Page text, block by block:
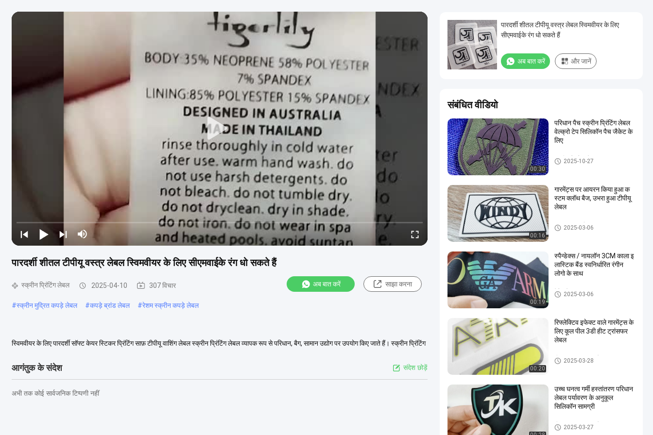
पारदर्शी शीतल टीपीयू वस्त्र लेबल स्विमवीयर के लिए सीएमवाईके रंग धो सकते हैं
स्क्रीन प्रिंटिंग लेबल 2025-04-10 307 विचार अब बात करें साझा करना
#स्क्रीन मुद्रित कपड़े लेबल #कपड़े ब्रांड लेबल #रेशम स्क्रीन कपड़े लेबल
स्विमवीयर के लिए पारदर्शी सॉफ्ट केयर स्टिकर प्रिंटिंग साफ़ टीपीयू वाशिंग लेबल स्क्रीन प्रिंटिंग लेबल व्यापक रूप से परिधान, बैग, सामान उद्योग पर उपयोग किए जाते हैं। स्क्रीन प्रिंटिंग
आगंतुक के संदेश संदेश छोड़ें
अभी तक कोई सार्वजनिक टिप्पणी नहीं
पारदर्शी शीतल टीपीयू वस्त्र लेबल स्विमवीयर के लिए
सीएमवाईके रंग धो सकते हैं
अब बात करें और जानें
संबंधित वीडियो
00:30
परिधान पैच स्क्रीन प्रिंटिंग लेबल
वेल्क्रो टेप सिलिकॉन पैच जैकेट के
लिए
स्क्रीन प्रिंटिंग लेबल
2025-10-27
00:16
गारमेंट्स पर आयरन किया हुआ क
स्टम क्लॉथ बैज, उभरा हुआ टीपीयू
लेबल
कस्टम वस्त्र पैच
2025-03-06
00:19
स्पैन्डेक्स / नायलॉन 3CM काला इ
लास्टिक बैंड स्वनिर्धारित रंगीन
लोगो के साथ
वेबिंग टेप2025-03-06
00:20
रिफ्लेक्टिव इफेक्ट वाले गारमेंट्स के
लिए कूल पील 3डी हीट ट्रांसफर
लेबल
हीट ट्रांसफर वस्त्र लेबल
2025-03-28
उच्च घनत्व गर्मी हस्तांतरण परिधान
लेबल पर्यावरण के अनुकूल
सिलिकॉन सामग्री
हीट ट्रांसफर वस्त्र लेबल
2025-03-27